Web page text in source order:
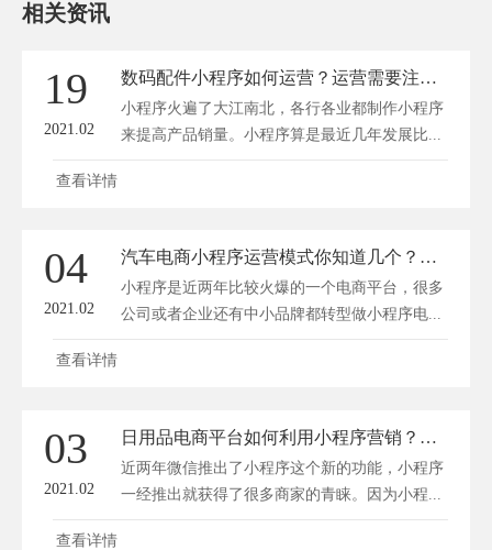
相关资讯
19
2021.02
数码配件小程序如何运营？运营需要注意什么？
小程序火遍了大江南北，各行各业都制作小程序
来提高产品销量。小程序算是最近几年发展比...
查看详情
04
2021.02
汽车电商小程序运营模式你知道几个？运营小程序需要注意什么？
小程序是近两年比较火爆的一个电商平台，很多
公司或者企业还有中小品牌都转型做小程序电...
查看详情
03
2021.02
日用品电商平台如何利用小程序营销？小程序如何推广？
近两年微信推出了小程序这个新的功能，小程序
一经推出就获得了很多商家的青睐。因为小程...
查看详情